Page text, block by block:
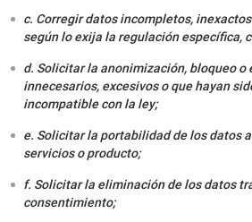
c. Corregir datos incompletos,
según lo exija la regulación específica,
d. Solicitar la anonimización, bloqueo o
innecesarios, excesivos o que hayan
incompatible con la ley;
e. Solicitar la portabilidad de los datos
servicios o producto;
f. Solicitar la eliminación de los datos
consentimiento;